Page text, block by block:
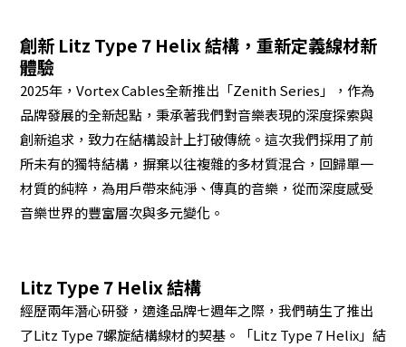
創新 Litz Type 7 Helix 結構，重新定義線材新
體驗
2025年，Vortex Cables全新推出「Zenith Series」，作為
品牌發展的全新起點，秉承著我們對音樂表現的深度探索與
創新追求，致力在結構設計上打破傳統。這次我們採用了前
所未有的獨特結構，摒棄以往複雜的多材質混合，回歸單一
材質的純粹，為用戶帶來純淨、傳真的音樂，從而深度感受
音樂世界的豐富層次與多元變化。
Litz Type 7 Helix 結構
經歷兩年潛心研發，適逢品牌七週年之際，我們萌生了推出
了Litz Type 7螺旋結構線材的契基。「Litz Type 7 Helix」結